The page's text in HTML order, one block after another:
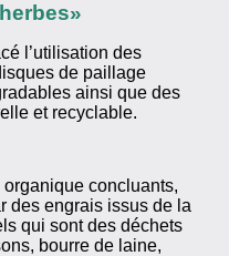
l’utilisation des
de paillage
ainsi que des
et recyclable.
concluants,
des engrais issus de la
qui sont des déchets
bourre de laine,